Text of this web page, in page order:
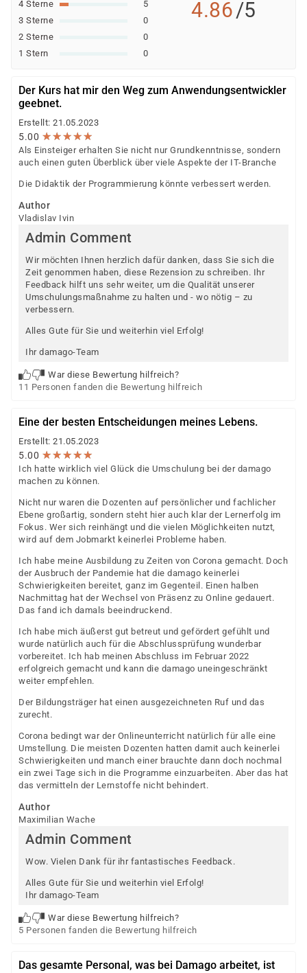
4 Sterne
5
3 Sterne
0
2 Sterne
0
1 Stern
0
4.86/5
Der Kurs hat mir den Weg zum Anwendungsentwickler
geebnet.
Erstellt: 21.05.2023
5.00 ★★★★★
★★★★★
Als Einsteiger erhalten Sie nicht nur Grundkenntnisse, sondern
auch einen guten Überblick über viele Aspekte der IT-Branche
Die Didaktik der Programmierung könnte verbessert werden.
Author
Vladislav Ivin
Admin Comment
Wir möchten Ihnen herzlich dafür danken, dass Sie sich die
Zeit genommen haben, diese Rezension zu schreiben. Ihr
Feedback hilft uns sehr weiter, um die Qualität unserer
Umschulungsmaßnahme zu halten und - wo nötig – zu
verbessern.
Alles Gute für Sie und weiterhin viel Erfolg!
Ihr damago-Team
War diese Bewertung hilfreich?
11 Personen fanden die Bewertung hilfreich
Eine der besten Entscheidungen meines Lebens.
Erstellt: 21.05.2023
5.00 ★★★★★
★★★★★
Ich hatte wirklich viel Glück die Umschulung bei der damago
machen zu können.
Nicht nur waren die Dozenten auf persönlicher und fachlicher
Ebene großartig, sondern steht hier auch klar der Lernerfolg im
Fokus. Wer sich reinhängt und die vielen Möglichkeiten nutzt,
wird auf dem Jobmarkt keinerlei Probleme haben.
Ich habe meine Ausbildung zu Zeiten von Corona gemacht. Doch
der Ausbruch der Pandemie hat die damago keinerlei
Schwierigkeiten bereitet, ganz im Gegenteil. Einen halben
Nachmittag hat der Wechsel von Präsenz zu Online gedauert.
Das fand ich damals beeindruckend.
Ich habe mich äußerst gut betreut und gefördert gefühlt und
wurde natürlich auch für die Abschlussprüfung wunderbar
vorbereitet. Ich hab meinen Abschluss im Februar 2022
erfolgreich gemacht und kann die damago uneingeschränkt
weiter empfehlen.
Der Bildungsträger hat einen ausgezeichneten Ruf und das
zurecht.
Corona bedingt war der Onlineunterricht natürlich für alle eine
Umstellung. Die meisten Dozenten hatten damit auch keinerlei
Schwierigkeiten und manch einer brauchte dann doch nochmal
ein zwei Tage sich in die Programme einzuarbeiten. Aber das hat
das vermitteln der Lernstoffe nicht behindert.
Author
Maximilian Wache
Admin Comment
Wow. Vielen Dank für ihr fantastisches Feedback.
Alles Gute für Sie und weiterhin viel Erfolg!
Ihr damago-Team
War diese Bewertung hilfreich?
5 Personen fanden die Bewertung hilfreich
Das gesamte Personal, was bei Damago arbeitet, ist